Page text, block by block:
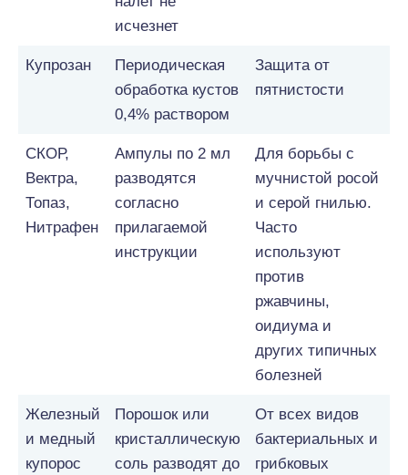
исчезнет
Купрозан
Периодическая
обработка кустов
0,4% раствором
Защита от
пятнистости
СКОР,
Вектра,
Топаз,
Нитрафен
Ампулы по 2 мл
разводятся
согласно
прилагаемой
инструкции
Для борьбы с
мучнистой росой
и серой гнилью.
Часто
используют
против
ржавчины,
оидиума и
других типичных
болезней
Железный
и медный
купорос
Порошок или
кристаллическую
соль разводят до
От всех видов
бактериальных и
грибковых